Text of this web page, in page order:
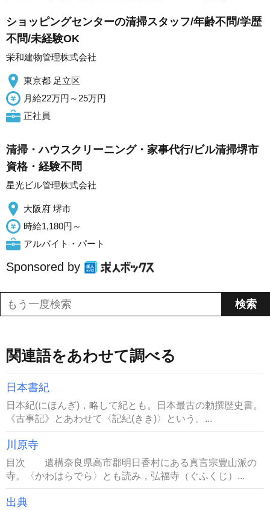
ショッピングセンターの清掃スタッフ/年齢不問/学歴
不問/未経験OK
栄和建物管理株式会社
東京都 足立区
月給22万円～25万円
正社員
清掃・ハウスクリーニング・家事代行/ビル清掃堺市
資格・経験不問
星光ビル管理株式会社
大阪府 堺市
時給1,180円～
アルバイト・パート
Sponsored by
関連語をあわせて調べる
日本書紀
日本紀(にほんぎ)，略して紀とも。日本最古の勅撰歴史書。
《古事記》とあわせて〈記紀(きき)〉という。...
川原寺
目次 遺構奈良県高市郡明日香村にある真言宗豊山派の
寺。〈かわはらでら〉とも読み，弘福寺（ぐふくじ）...
出典